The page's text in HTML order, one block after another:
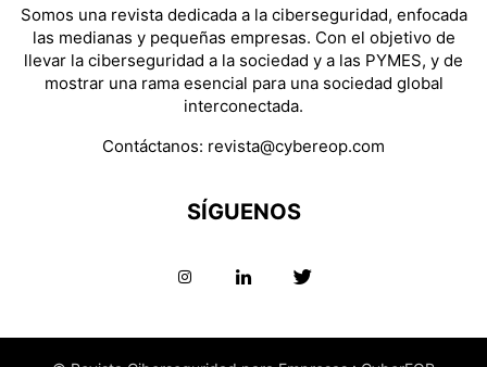
Somos una revista dedicada a la ciberseguridad, enfocada
las medianas y pequeñas empresas. Con el objetivo de
llevar la ciberseguridad a la sociedad y a las PYMES, y de
mostrar una rama esencial para una sociedad global
interconectada.
Contáctanos: revista@cybereop.com
SÍGUENOS